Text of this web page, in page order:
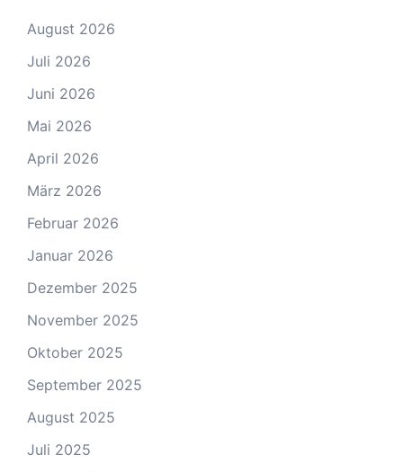
August 2026
Juli 2026
Juni 2026
Mai 2026
April 2026
März 2026
Februar 2026
Januar 2026
Dezember 2025
November 2025
Oktober 2025
September 2025
August 2025
Juli 2025